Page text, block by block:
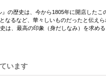
の歴史は、今から1805年に開店した
なるなど、華々しいものだったと伝えら
は、最高の印象（身だしなみ）を求め
います